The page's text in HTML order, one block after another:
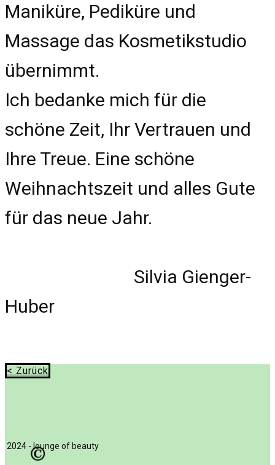
Maniküre, Pediküre und
Massage das Kosmetikstudio
übernimmt.
Ich bedanke mich für die
schöne Zeit, Ihr Vertrauen und
Ihre Treue. Eine schöne
Weihnachtszeit und alles Gute
für das neue Jahr.
Silvia Gienger-
Huber
< Zurück
2024 - lounge of beauty